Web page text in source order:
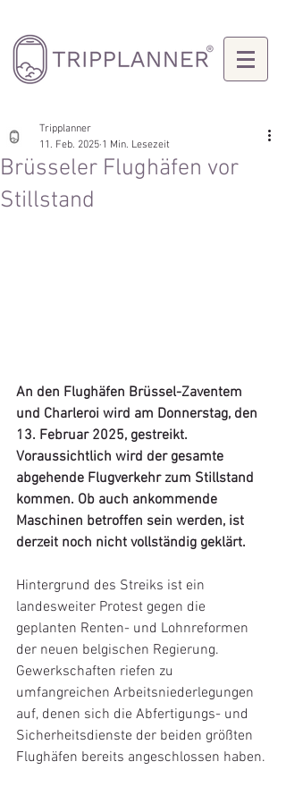
Brüsseler Flughäfen vor
Stillstand
Tripplanner
11. Feb. 2025 1 Min. Lesezeit
An den Flughäfen Brüssel-Zaventem
und Charleroi wird am Donnerstag, den
13. Februar 2025, gestreikt.
Voraussichtlich wird der gesamte
abgehende Flugverkehr zum Stillstand
kommen. Ob auch ankommende
Maschinen betroffen sein werden, ist
derzeit noch nicht vollständig geklärt.
Hintergrund des Streiks ist ein
landesweiter Protest gegen die
geplanten Renten- und Lohnreformen
der neuen belgischen Regierung.
Gewerkschaften riefen zu
umfangreichen Arbeitsniederlegungen
auf, denen sich die Abfertigungs- und
Sicherheitsdienste der beiden größten
Flughäfen bereits angeschlossen haben.